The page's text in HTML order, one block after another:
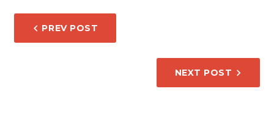
НАВИГАЦИЈА
НА
PREV POST
NEXT POST